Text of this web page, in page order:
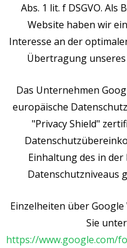
Abs. 1 lit. f DSGVO. Als
Website haben wir
Interesse an der
Übertragung
Das Unternehmen
europäische
"Privacy Shield"
Einhaltung des in der
Datenschutzniveaus
Einzelheiten über
Sie
https://www.google.com/